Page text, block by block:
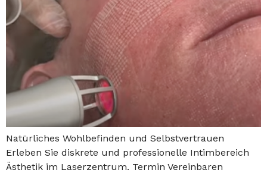
Natürliches Wohlbefinden und Selbstvertrauen
Erleben Sie diskrete und professionelle Intimbereich
Ästhetik im Laserzentrum. Termin Vereinbaren